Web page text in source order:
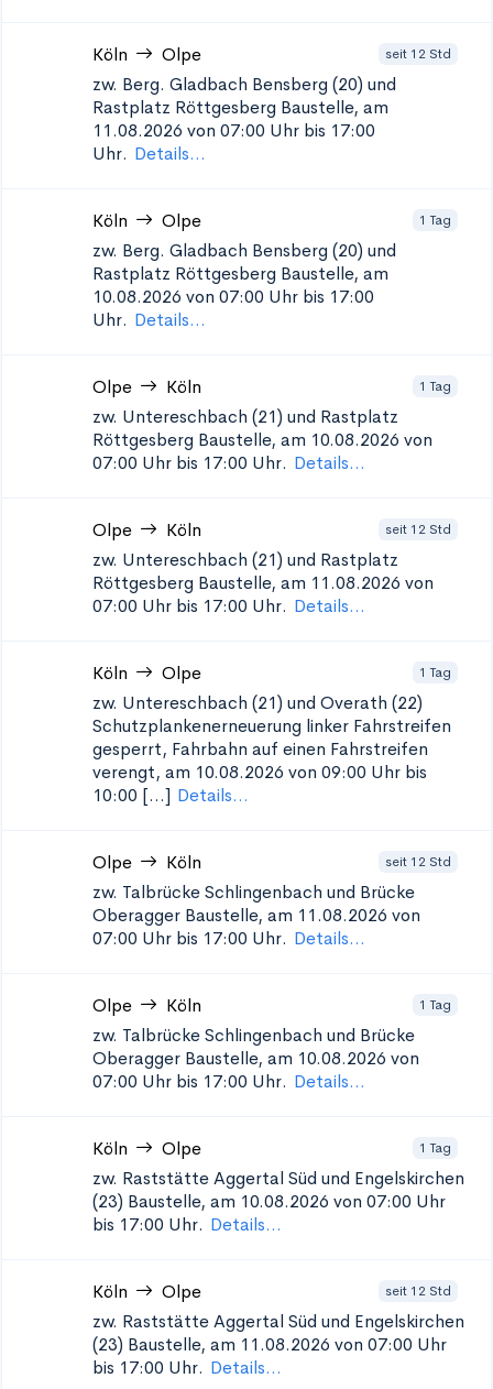
Köln Olpe seit 12 Std
zw. Berg. Gladbach Bensberg (20) und
Rastplatz Röttgesberg Baustelle, am
11.08.2026 von 07:00 Uhr bis 17:00
Uhr. Details...
Köln Olpe 1 Tag
zw. Berg. Gladbach Bensberg (20) und
Rastplatz Röttgesberg Baustelle, am
10.08.2026 von 07:00 Uhr bis 17:00
Uhr. Details...
Olpe Köln 1 Tag
zw. Untereschbach (21) und Rastplatz
Röttgesberg Baustelle, am 10.08.2026 von
07:00 Uhr bis 17:00 Uhr. Details...
Olpe Köln seit 12 Std
zw. Untereschbach (21) und Rastplatz
Röttgesberg Baustelle, am 11.08.2026 von
07:00 Uhr bis 17:00 Uhr. Details...
Köln Olpe 1 Tag
zw. Untereschbach (21) und Overath (22)
Schutzplankenerneuerung linker Fahrstreifen
gesperrt, Fahrbahn auf einen Fahrstreifen
verengt, am 10.08.2026 von 09:00 Uhr bis
10:00 [...] Details...
Olpe Köln seit 12 Std
zw. Talbrücke Schlingenbach und Brücke
Oberagger Baustelle, am 11.08.2026 von
07:00 Uhr bis 17:00 Uhr. Details...
Olpe Köln 1 Tag
zw. Talbrücke Schlingenbach und Brücke
Oberagger Baustelle, am 10.08.2026 von
07:00 Uhr bis 17:00 Uhr. Details...
Köln Olpe 1 Tag
zw. Raststätte Aggertal Süd und Engelskirchen
(23) Baustelle, am 10.08.2026 von 07:00 Uhr
bis 17:00 Uhr. Details...
Köln Olpe seit 12 Std
zw. Raststätte Aggertal Süd und Engelskirchen
(23) Baustelle, am 11.08.2026 von 07:00 Uhr
bis 17:00 Uhr. Details...